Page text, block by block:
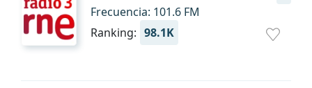
Frecuencia: 101.6 FM
Ranking: 98.1K